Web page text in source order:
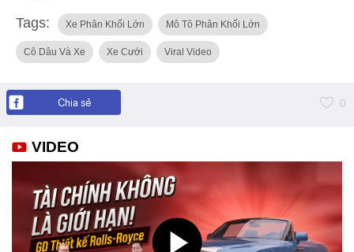
Tags: Xe Phân Khối Lớn Mô Tô Phân Khối Lớn
Cô Dâu Và Xe Xe Cưới Viral Video
Chia sẻ 0
VIDEO